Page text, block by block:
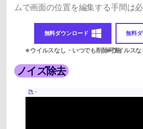
ムで画面の位置を編集する手間は
無料ダウンロード 無料
ノイズ除去